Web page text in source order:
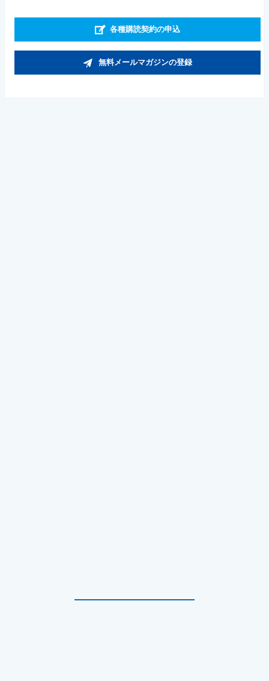
各種購読契約の申込
無料メールマガジンの登録